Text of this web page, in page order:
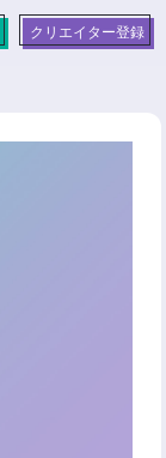
クリエイター登録